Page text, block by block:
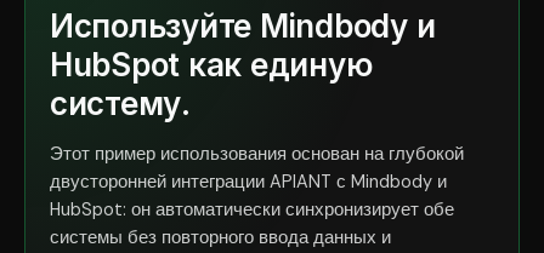
Используйте Mindbody и
HubSpot как единую
систему.
Этот пример использования основан на глубокой
двусторонней интеграции APIANT с Mindbody и
HubSpot: он автоматически синхронизирует обе
системы без повторного ввода данных и